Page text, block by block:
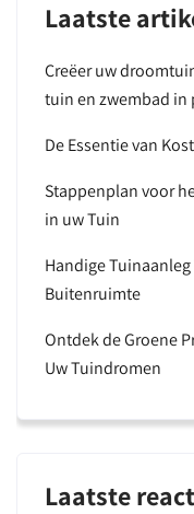
Laatste
Creëer uw
tuin en zwembad in
De Essentie van
Stappenplan voor
in uw Tuin
Handige
Buitenruimte
Ontdek de Groene
Uw Tuindromen
Laatste